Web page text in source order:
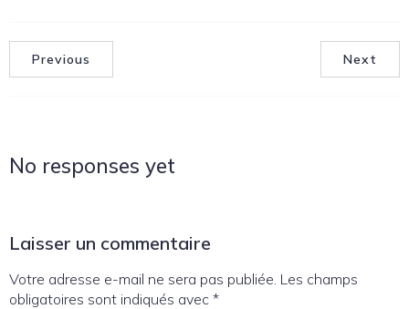
Previous Next
No responses yet
Laisser un commentaire
Votre adresse e-mail ne sera pas publiée. Les champs
obligatoires sont indiqués avec *